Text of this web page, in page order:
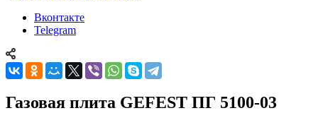
Вконтакте
Telegram
Газовая плита GEFEST ПГ 5100-03